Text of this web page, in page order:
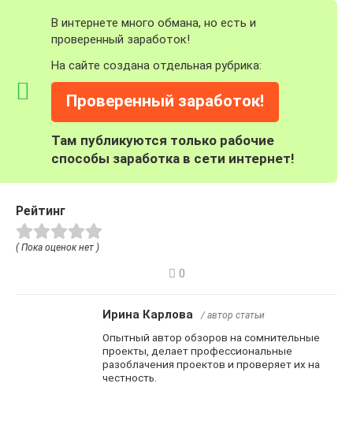
В интернете много обмана, но есть и
проверенный заработок!
На сайте создана отдельная рубрика:
Проверенный заработок!
Там публикуются только рабочие
способы заработка в сети интернет!
Рейтинг
( Пока оценок нет )
0
Ирина Карлова / автор статьи
Опытный автор обзоров на сомнительные
проекты, делает профессиональные
разоблачения проектов и проверяет их на
честность.